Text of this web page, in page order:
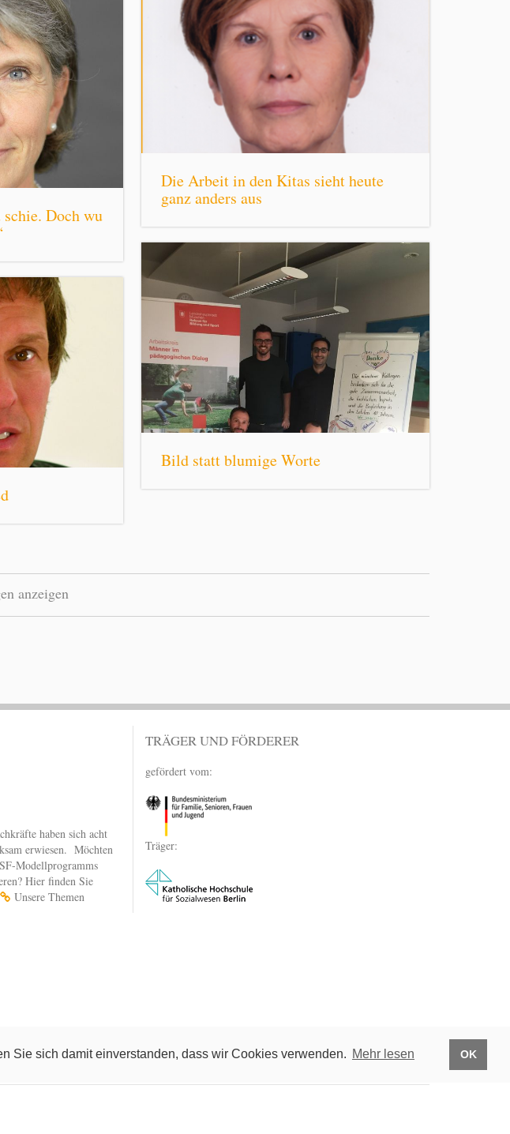
Sie sich damit einverstanden, dass wir Cookies verwenden. Mehr lesen OK
Die Arbeit in den Kitas sieht heute
ganz anders aus
Doch wu
Bild statt blumige Worte
anzeigen
haben sich acht
erwiesen. Möchten
Modellprogramms
Hier finden Sie
Unsere Themen
TRÄGER UND FÖRDERER
gefördert vom:
Träger: